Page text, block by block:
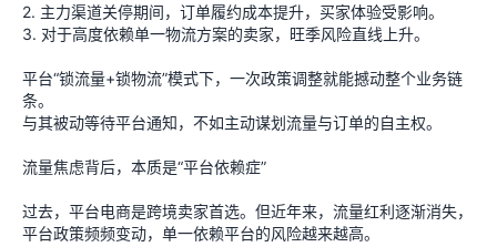
2. 主力渠道关停期间，订单履约成本提升，买家体验受影响。
3. 对于高度依赖单一物流方案的卖家，旺季风险直线上升。
平台“锁流量+锁物流”模式下，一次政策调整就能撼动整个业务链
条。
与其被动等待平台通知，不如主动谋划流量与订单的自主权。
流量焦虑背后，本质是“平台依赖症”
过去，平台电商是跨境卖家首选。但近年来，流量红利逐渐消失，
平台政策频频变动，单一依赖平台的风险越来越高。